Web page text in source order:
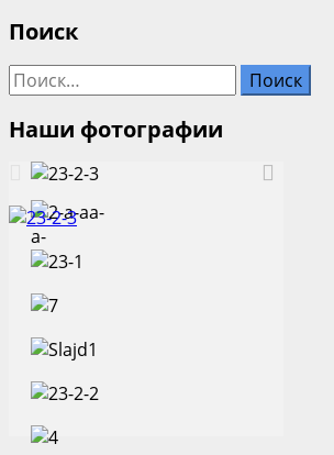
Поиск
Найти:
Наши фотографии